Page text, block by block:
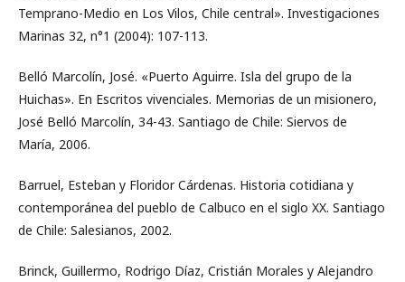
Temprano-Medio en Los Vilos, Chile central». Investigaciones
Marinas 32, n°1 (2004): 107-113.
Belló Marcolín, José. «Puerto Aguirre. Isla del grupo de la
Huichas». En Escritos vivenciales. Memorias de un misionero,
José Belló Marcolín, 34-43. Santiago de Chile: Siervos de
María, 2006.
Barruel, Esteban y Floridor Cárdenas. Historia cotidiana y
contemporánea del pueblo de Calbuco en el siglo XX. Santiago
de Chile: Salesianos, 2002.
Brinck, Guillermo, Rodrigo Díaz, Cristián Morales y Alejandro